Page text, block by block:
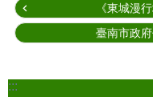
《東城漫
臺南市政
:::